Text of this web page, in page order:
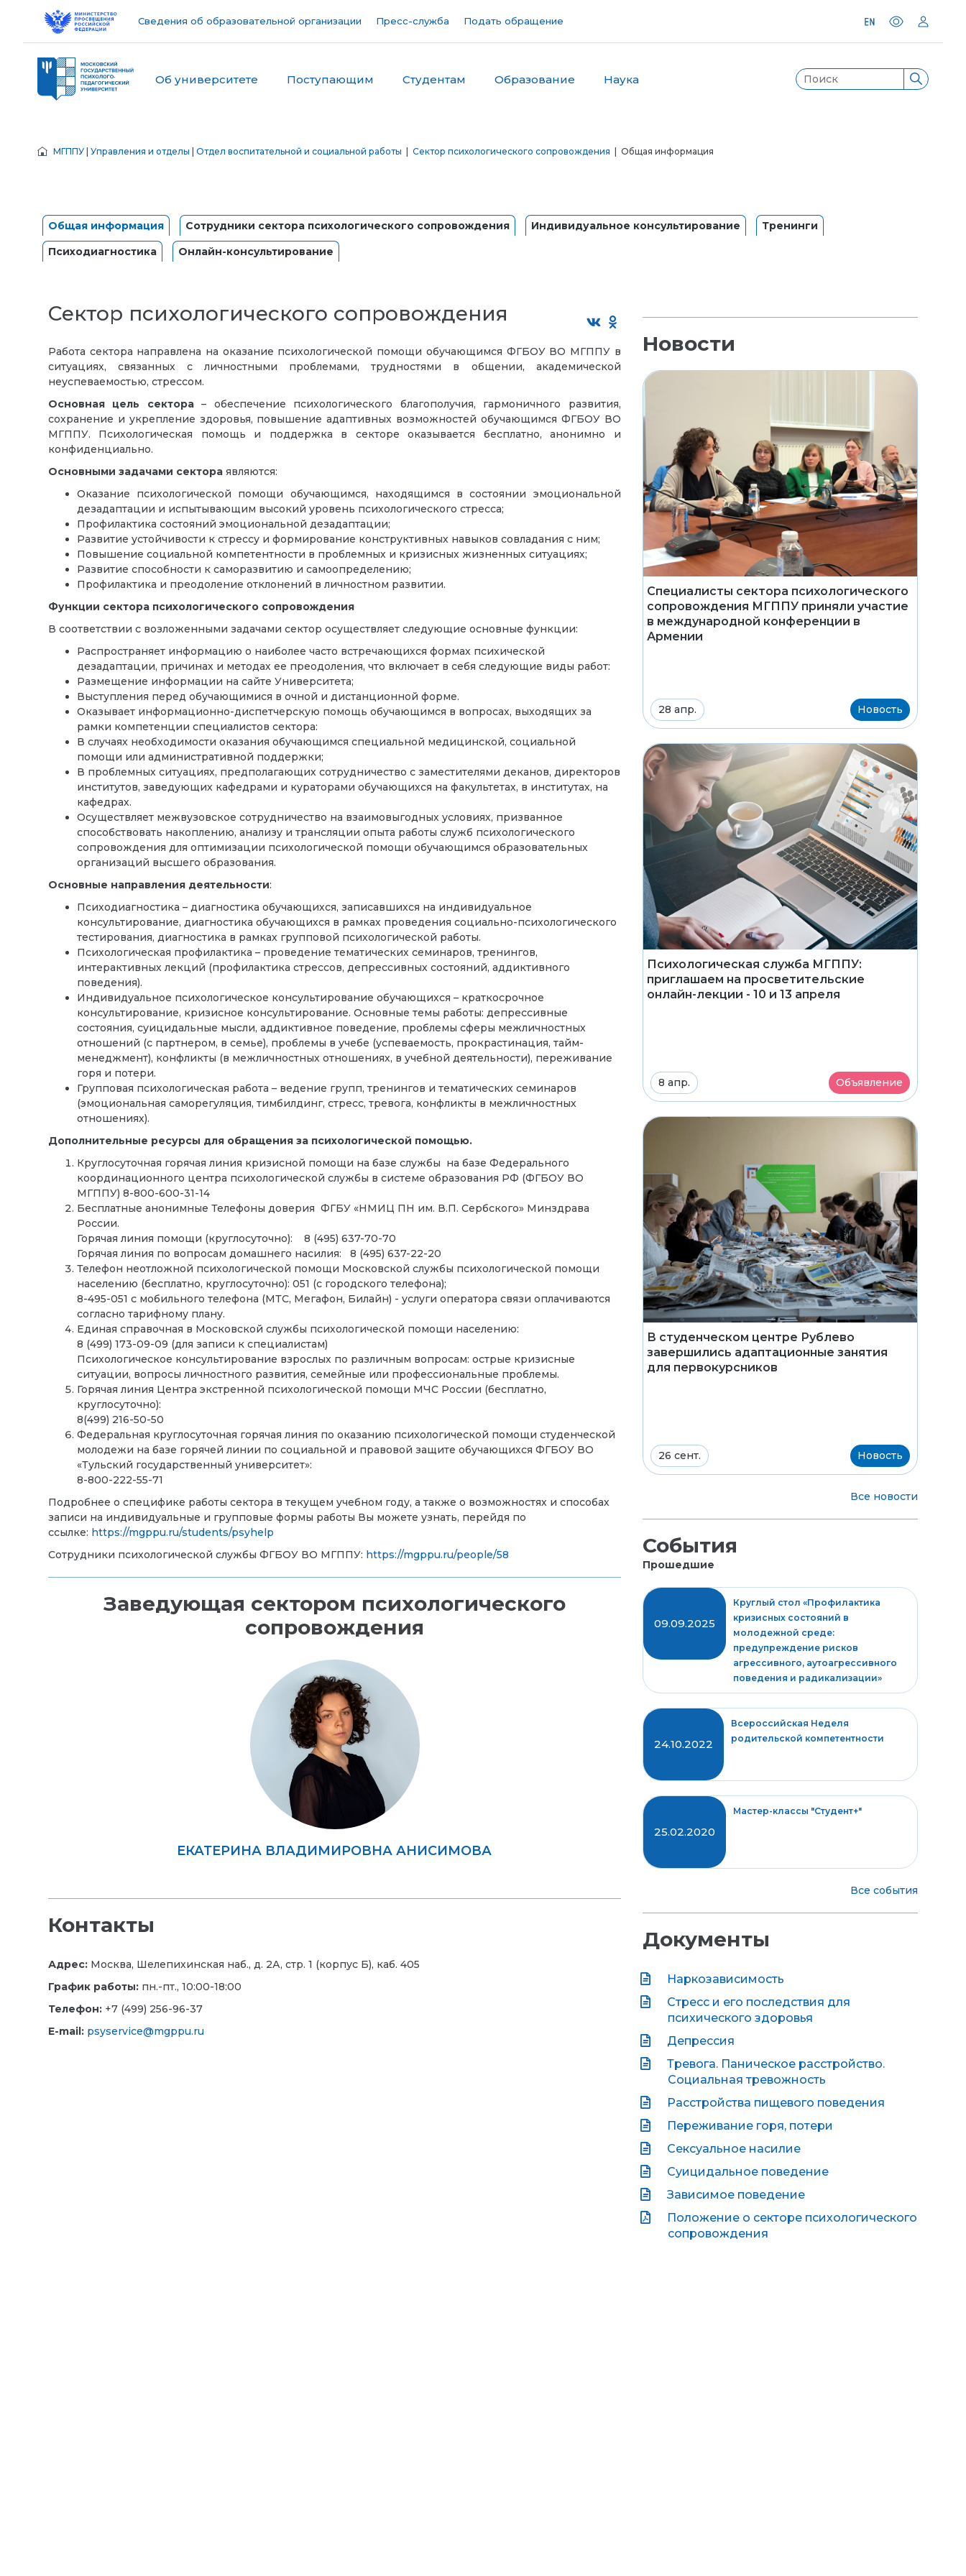
Сведения об образовательной организации Пресс-служба Подать обращение
Об университете Поступающим Студентам Образование Наука
МГППУ Управления и отделы Отдел воспитательной и социальной работы Сектор психологического сопровождения | Общая информация
Общая информация Сотрудники сектора психологического сопровождения Индивидуальное консультирование
Тренинги
Психодиагностика
Онлайн-консультирование
Сектор психологического сопровождения
Работа сектора направлена на оказание психологической помощи обучающимся ФГБОУ ВО МГППУв
ситуациях, связанных с личностными проблемами, трудностями в общении, академической
неуспеваемостью, стрессом.
Основная цель сектора– обеспечение психологического благополучия, гармоничного развития,
сохранение и укрепление здоровья, повышение адаптивных возможностей обучающимся ФГБОУ ВО
МГППУ. Психологическая помощь и поддержка в секторе оказывается бесплатно, анонимно и
конфиденциально.
Основными задачами сектора являются:
Оказание психологической помощи обучающимся, находящимся в состоянии эмоциональной
дезадаптации и испытывающим высокий уровень психологического стресса;
Профилактика состояний эмоциональной дезадаптации;
Развитие устойчивости к стрессу и формирование конструктивных навыков совладания с ним;
Повышение социальной компетентности в проблемных и кризисных жизненных ситуациях;
Развитие способности к саморазвитию и самоопределению;
Профилактика и преодоление отклонений в личностном развитии.
Функции сектора психологического сопровождения
В соответствии с возложенными задачами сектор осуществляет следующие основные функции:
Распространяет информацию о наиболее часто встречающихся формах психической
дезадаптации, причинах и методах ее преодоления, что включает в себя следующие виды работ:
Размещение информации на сайте Университета;
Выступления перед обучающимися в очной и дистанционной форме.
Оказывает информационно-диспетчерскую помощь обучающимся в вопросах, выходящих за
рамки компетенции специалистов сектора:
В случаях необходимости оказания обучающимся специальной медицинской, социальной
помощи или административной поддержки;
В проблемных ситуациях, предполагающих сотрудничество с заместителями деканов, директоров
институтов, заведующих кафедрами и кураторами обучающихся на факультетах, в институтах, на
кафедрах.
Осуществляет межвузовское сотрудничество на взаимовыгодных условиях, призванное
способствовать накоплению, анализу и трансляции опыта работы служб психологического
сопровождения для оптимизации психологической помощи обучающимся образовательных
организаций высшего образования.
Основные направления деятельности:
Психодиагностика – диагностика обучающихся, записавшихся на индивидуальное
консультирование, диагностика обучающихся в рамках проведения социально-психологического
тестирования, диагностика в рамках групповой психологической работы.
Психологическая профилактика – проведение тематических семинаров, тренингов,
интерактивных лекций (профилактика стрессов, депрессивных состояний, аддиктивного
поведения).
Индивидуальное психологическое консультирование обучающихся – краткосрочное
консультирование, кризисное консультирование. Основные темы работы: депрессивные
состояния, суицидальные мысли, аддиктивное поведение, проблемы сферы межличностных
отношений (с партнером, в семье), проблемы в учебе (успеваемость, прокрастинация, тайм-
менеджмент), конфликты (в межличностных отношениях, в учебной деятельности), переживание
горя и потери.
Групповая психологическая работа – ведение групп, тренингов и тематических семинаров
(эмоциональная саморегуляция, тимбилдинг, стресс, тревога, конфликты в межличностных
отношениях).
Дополнительные ресурсы для обращения за психологической помощью.
Круглосуточная горячая линия кризисной помощи на базе службы на базе Федерального
координационного центра психологической службы в системе образования РФ (ФГБОУ ВО
МГППУ) 8-800-600-31-14
Бесплатные анонимные Телефоны доверия ФГБУ «НМИЦ ПН им. В.П. Сербского» Минздрава
России.
Горячая линия помощи (круглосуточно): 8 (495) 637-70-70
Горячая линия по вопросам домашнего насилия: 8 (495) 637-22-20
Телефон неотложной психологической помощи Московской службы психологической помощи
населению (бесплатно, круглосуточно): 051 (с городского телефона);
8-495-051 с мобильного телефона (МТС, Мегафон, Билайн) - услуги оператора связи оплачиваются
согласно тарифному плану.
Единая справочная в Московской службы психологической помощи населению:
8 (499) 173-09-09 (для записи к специалистам)
Психологическое консультирование взрослых по различным вопросам: острые кризисные
ситуации, вопросы личностного развития, семейные или профессиональные проблемы.
Горячая линия Центра экстренной психологической помощи МЧС России (бесплатно,
круглосуточно):
8(499) 216-50-50
Федеральная круглосуточная горячая линия по оказанию психологической помощи студенческой
молодежи на базе горячей линии по социальной и правовой защите обучающихся ФГБОУ ВО
«Тульский государственный университет»:
8-800-222-55-71
Подробнее о специфике работы сектора в текущем учебном году, а также о возможностях и способах
записи на индивидуальные и групповые формы работы Вы можете узнать, перейдя по
ссылке: https://mgppu.ru/students/psyhelp
Сотрудники психологической службы ФГБОУ ВО МГППУ: https://mgppu.ru/people/58
Заведующая сектором психологического
сопровождения
ЕКАТЕРИНА ВЛАДИМИРОВНА АНИСИМОВА
Контакты
Адрес: Москва, Шелепихинская наб., д. 2А, стр. 1 (корпус Б), каб. 405
График работы: пн.-пт., 10:00-18:00
Телефон: +7 (499) 256-96-37
E-mail: psyservice@mgppu.ru
Новости
Специалисты сектора психологического
сопровождения МГППУ приняли участие
в международной конференции в
Армении
28 апр. Новость
Психологическая служба МГППУ:
приглашаем на просветительские
онлайн-лекции - 10 и 13 апреля
8 апр. Объявление
В студенческом центре Рублево
завершились адаптационные занятия
для первокурсников
26 сент. Новость
Все новости
События
Прошедшие
09.09.2025
Круглый стол «Профилактика
кризисных состояний в
молодежной среде:
предупреждение рисков
агрессивного, аутоагрессивного
поведения и радикализации»
24.10.2022
Всероссийская Неделя
родительской компетентности
25.02.2020
Мастер-классы "Студент+"
Все события
Документы
Наркозависимость
Стресс и его последствия для
психического здоровья
Депрессия
Тревога. Паническое расстройство.
Социальная тревожность
Расстройства пищевого поведения
Переживание горя, потери
Сексуальное насилие
Суицидальное поведение
Зависимое поведение
Положение о секторе психологического
сопровождения